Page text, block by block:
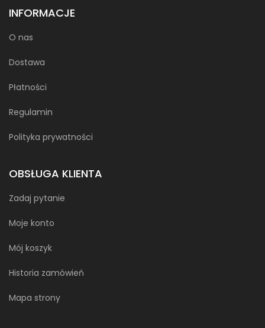
INFORMACJE
O nas
Dostawa
Płatności
Regulamin
Polityka prywatności
OBSŁUGA KLIENTA
Zadaj pytanie
Moje konto
Mój koszyk
Historia zamówień
Mapa strony